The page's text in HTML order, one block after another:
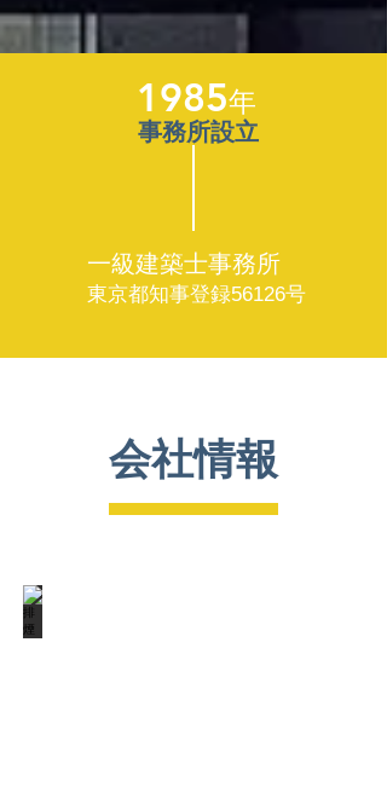
1985年
事務所設立
一級建築士事務所
東京都知事登録56126号
会社情報